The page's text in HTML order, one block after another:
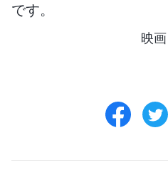
です。
映